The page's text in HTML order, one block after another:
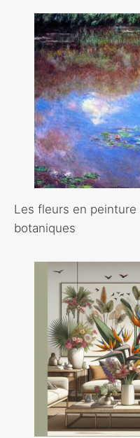
Les fleurs en peinture
botaniques